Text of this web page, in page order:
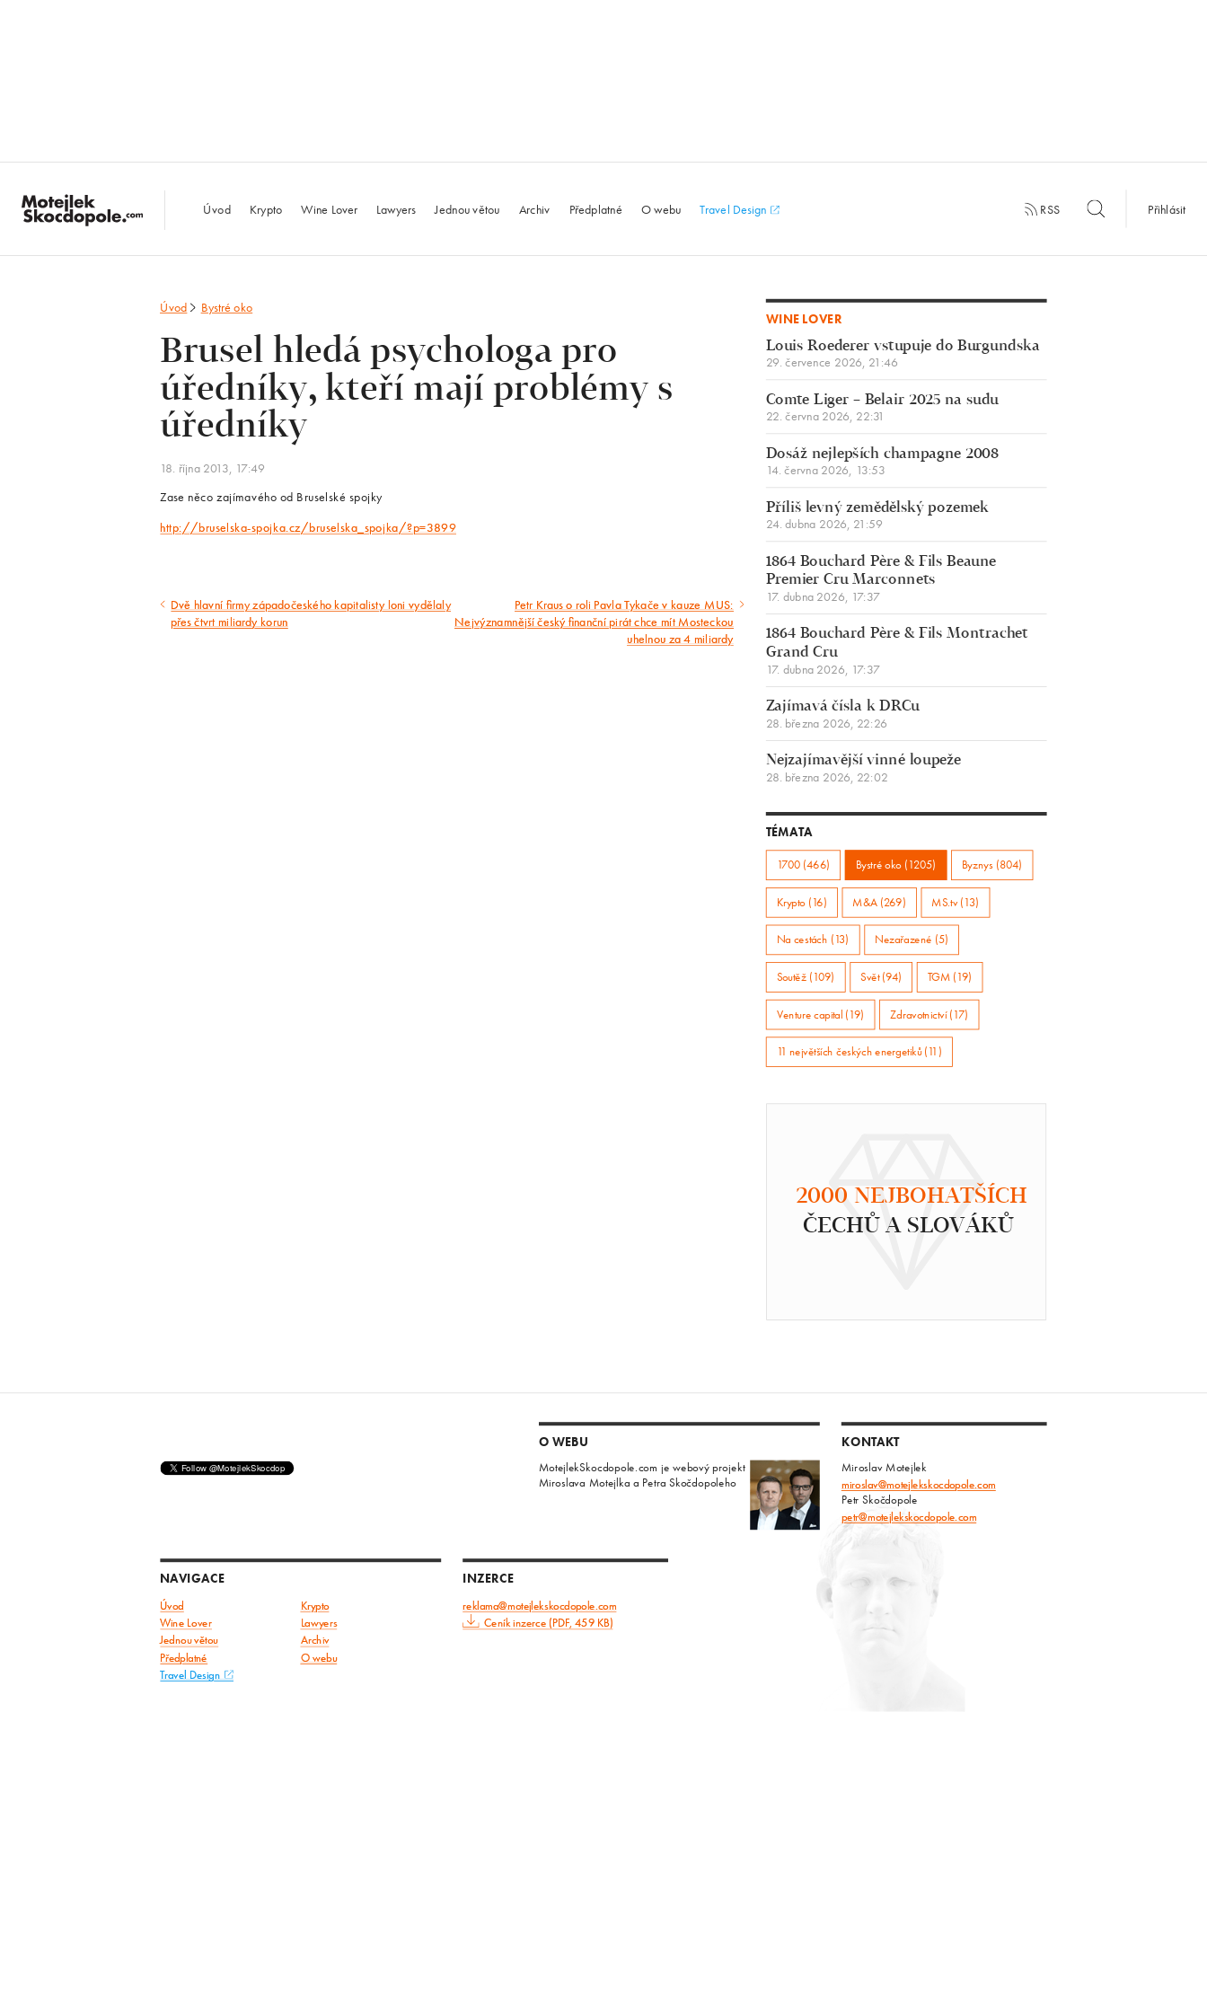
MotejlekSkocdopole.com
Úvod Krypto Wine Lover Lawyers Jednou větou Archiv Předplatné O webu Travel Design RSS Přihlásit
Úvod Bystré oko
Brusel hledá psychologa pro
úředníky, kteří mají problémy s
úředníky
18. října 2013, 17:49
Zase něco zajímavého od Bruselské spojky
http://bruselska-spojka.cz/bruselska_spojka/?p=3899
Předcházející
Dvě hlavní firmy západočeského kapitalisty loni vydělaly
přes čtvrt miliardy korun
Následující
Petr Kraus o roli Pavla Tykače v kauze MUS:
Nejvýznamnější český finanční pirát chce mít Mosteckou
uhelnou za 4 miliardy
WINE LOVER
Louis Roederer vstupuje do Burgundska
29. července 2026, 21:46
Comte Liger – Belair 2025 na sudu
22. června 2026, 22:31
Dosáž nejlepších champagne 2008
14. června 2026, 13:53
Příliš levný zemědělský pozemek
24. dubna 2026, 21:59
1864 Bouchard Père & Fils Beaune
Premier Cru Marconnets
17. dubna 2026, 17:37
1864 Bouchard Père & Fils Montrachet
Grand Cru
17. dubna 2026, 17:37
Zajímavá čísla k DRCu
28. března 2026, 22:26
Nejzajímavější vinné loupeže
28. března 2026, 22:02
TÉMATA
1700 (466) Bystré oko (1205) Byznys (804)
Krypto (16) M&A (269) MS.tv (13)
Na cestách (13) Nezařazené (5)
Soutěž (109) Svět (94) TGM (19)
Venture capital (19) Zdravotnictví (17)
11 největších českých energetiků (11)
2000 NEJBOHATŠÍCH
ČECHŮ A SLOVÁKŮ
O WEBU
MotejlekSkocdopole.com je webový projekt
Miroslava Motejlka a Petra Skočdopoleho
KONTAKT
Miroslav Motejlek
miroslav@motejlekskocdopole.com
Petr Skočdopole
petr@motejlekskocdopole.com
NAVIGACE
Úvod Krypto
Wine Lover
Lawyers
Jednou větou
Archiv
Předplatné O webu
Travel Design
INZERCE
reklama@motejlekskocdopole.com
Ceník inzerce (PDF, 459 KB)